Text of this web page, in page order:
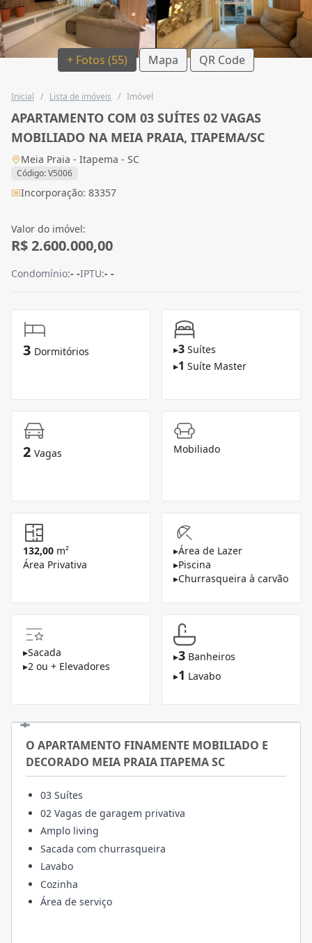
+ Fotos (55) Mapa QR Code
Inicial / Lista de imóveis / Imóvel
APARTAMENTO COM 03 SUÍTES 02 VAGAS
MOBILIADO NA MEIA PRAIA, ITAPEMA/SC
Meia Praia - Itapema - SC
Código: V5006
Incorporação: 83357
Valor do imóvel:
R$ 2.600.000,00
Condomínio:- -IPTU:- -
3 Dormitórios ▸3 Suítes
▸1 Suíte Master
2 Vagas Mobiliado
132,00 m²
Área Privativa
▸Área de Lazer
▸Piscina
▸Churrasqueira à carvão
▸Sacada
▸2 ou + Elevadores
▸3 Banheiros
▸1 Lavabo
O APARTAMENTO FINAMENTE MOBILIADO E
DECORADO MEIA PRAIA ITAPEMA SC
03 Suítes
02 Vagas de garagem privativa
Amplo living
Sacada com churrasqueira
Lavabo
Cozinha
Área de serviço